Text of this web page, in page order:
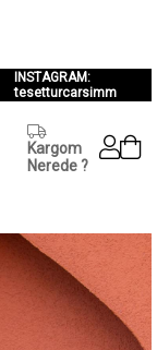
INSTAGRAM:
tesetturcarsimm
Kargom
Nerede ?